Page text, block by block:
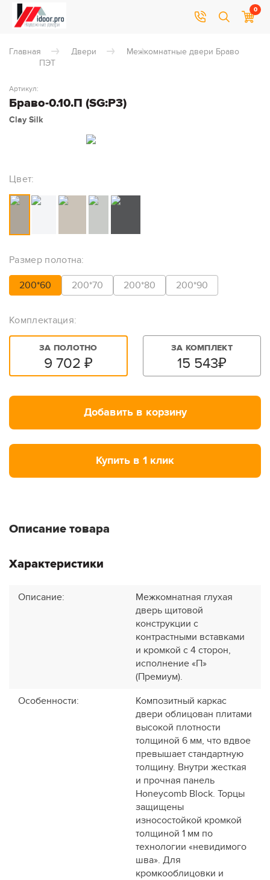
0
Главная Двери
Межкомнатные двери Браво
ПЭТ
Браво-0.10.П (SG:P3)
Артикул:
Clay Silk
Цвет:
Размер полотна:
200*60 200*70 200*80 200*90
Комплектация:
ЗА ПОЛОТНО
9 702 ₽
ЗА КОМПЛЕКТ
15 543₽
Добавить в корзину
Купить в 1 клик
Описание товара
Характеристики
Описание:
Межкомнатная глухая
дверь щитовой
конструкции с
контрастными вставками
и кромкой с 4 сторон,
исполнение «П»
(Премиум).
Особенности:
Композитный каркас
двери облицован плитами
высокой плотности
толщиной 6 мм, что вдвое
превышает стандартную
толщину. Внутри жесткая
и прочная панель
Honeycomb Block. Торцы
защищены
износостойкой кромкой
толщиной 1 мм по
технологии «невидимого
шва». Для
кромкооблицовки и